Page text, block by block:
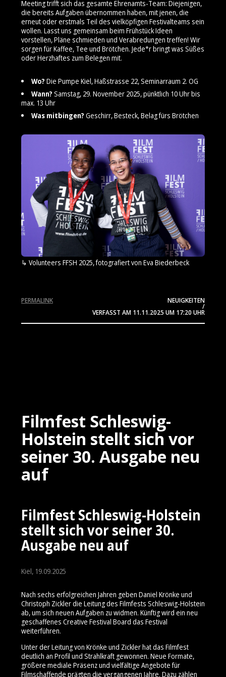
Meeting trifft sich das gesamte Ehrenamts-Team: Diejenigen,
die bereits Aufgaben übernommen haben, mit jenen, die
erneut oder erstmals Teil des vielköpfigen Festivalteams sein
wollen. Lasst uns gemeinsam beim Frühstück Ideen
vorstellen, Pläne schmieden und Verabredungen treffen! Wir
sorgen für Kaffee, Tee und Brötchen. Jede*r bringt was Süßes
oder Herzhaftes zum Belegen mit.
Wo? Die Pumpe Kiel, Haßstrasse 22, Seminarraum 2. OG
Wann? Samstag, 29. November 2025, pünktlich 10 Uhr bis
max. 13 Uhr
Was mitbingen? Geschirr, Besteck, Belag fürs Brötchen
Volunteers FFSH 2025, fotografiert von Eva Biederbeck
NEUIGKEITEN
/
VERFASST AM 11.11.2025 UM 17:20 UHR
PERMALINK
Filmfest Schleswig-
Holstein stellt sich vor
seiner 30. Ausgabe neu
auf
Filmfest Schleswig-Holstein
stellt sich vor seiner 30.
Ausgabe neu auf
Kiel, 19.09.2025
Nach sechs erfolgreichen Jahren geben Daniel Krönke und
Christoph Zickler die Leitung des Filmfests Schleswig-Holstein
ab, um sich neuen Aufgaben zu widmen. Künftig wird ein neu
geschaffenes Creative Festival Board das Festival
weiterführen.
Unter der Leitung von Krönke und Zickler hat das Filmfest
deutlich an Profil und Strahlkraft gewonnen. Neue Formate,
größere mediale Präsenz und vielfältige Angebote für
Filmschaffende prägten die vergangenen Jahre. Dazu zählen